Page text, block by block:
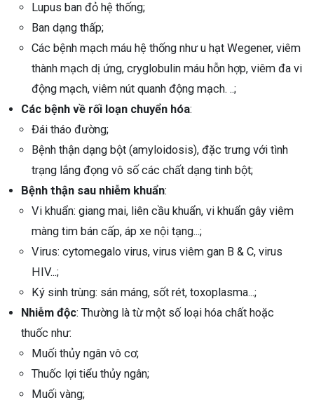
Lupus ban đỏ hệ thống;
Ban dạng thấp;
Các bệnh mạch máu hệ thống như u hạt Wegener, viêm
thành mạch dị ứng, cryglobulin máu hỗn hợp, viêm đa vi
động mạch, viêm nút quanh động mạch. ..;
Các bệnh về rối loạn chuyển hóa:
Đái tháo đường;
Bệnh thận dạng bột (amyloidosis), đặc trưng với tình
trạng lắng đọng vô số các chất dạng tinh bột;
Bệnh thận sau nhiễm khuẩn:
Vi khuẩn: giang mai, liên cầu khuẩn, vi khuẩn gây viêm
màng tim bán cấp, áp xe nội tạng...;
Virus: cytomegalo virus, virus viêm gan B & C, virus
HIV...;
Ký sinh trùng: sán máng, sốt rét, toxoplasma...;
Nhiễm độc: Thường là từ một số loại hóa chất hoặc
thuốc như:
Muối thủy ngân vô cơ;
Thuốc lợi tiểu thủy ngân;
Muối vàng;